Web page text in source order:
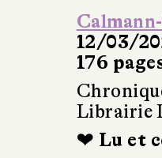
12/03/
176
Librairie
❤ Lu et